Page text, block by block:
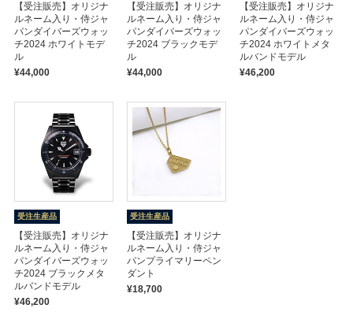
【受注販売】オリジナ
ルネーム入り・侍ジャ
パンダイバーズウォッ
チ2024 ホワイトモデ
ル
¥44,000
【受注販売】オリジナ
ルネーム入り・侍ジャ
パンダイバーズウォッ
チ2024 ブラックモデ
ル
¥44,000
【受注販売】オリジナ
ルネーム入り・侍ジャ
パンダイバーズウォッ
チ2024 ホワイトメタ
ルバンドモデル
¥46,200
受注生産品
【受注販売】オリジナ
ルネーム入り・侍ジャ
パンダイバーズウォッ
チ2024 ブラックメタ
ルバンドモデル
¥46,200
受注生産品
【受注販売】オリジナ
ルネーム入り・侍ジャ
パンプライマリーペン
ダント
¥18,700